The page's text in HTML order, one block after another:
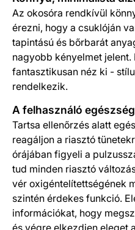
Az okosóra rendkívül
érezni, hogy a csuklóján
tapintású és bőrbarát
nagyobb kényelmet jelent.
fantasztikusan néz ki -
rendelkezik.
A felhasználó
Tartsa ellenőrzés alatt
reagáljon a riasztó
órájában figyeli a
tud minden riasztó
vér oxigéntelítettségének
szintén érdekes funkció.
információkat, hogy
és végre elkezdjen eleget